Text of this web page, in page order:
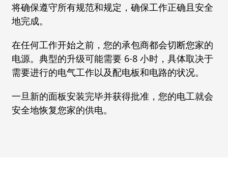
将确保遵守所有规范和规定，确保工作正确且安全
地完成。
在任何工作开始之前，您的承包商都会切断您家的
电源。典型的升级可能需要 6-8 小时，具体取决于
需要进行的电气工作以及配电板和电路的状况。
一旦新的面板安装完毕并获得批准，您的电工就会
安全地恢复您家的供电。